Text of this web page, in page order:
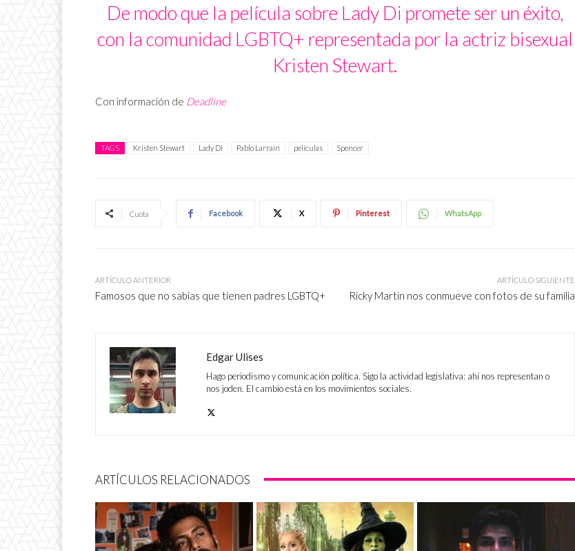
De modo que la película sobre Lady Di promete ser un éxito,
con la comunidad LGBTQ+ representada por la actriz bisexual
Kristen Stewart.
Con información de Deadline
TAGS Kristen Stewart Lady Di Pablo Larraín películas Spencer
Cuota Facebook X Pinterest WhatsApp
ARTÍCULO ANTERIOR
Famosos que no sabías que tienen padres LGBTQ+
ARTÍCULO SIGUIENTE
Ricky Martin nos conmueve con fotos de su familia
Edgar Ulises
Hago periodismo y comunicación política. Sigo la actividad legislativa: ahí nos representan o
nos joden. El cambio está en los movimientos sociales.
ARTÍCULOS RELACIONADOS